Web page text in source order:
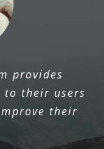
provides
to their users
their